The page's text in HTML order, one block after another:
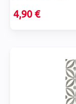
4,90 €